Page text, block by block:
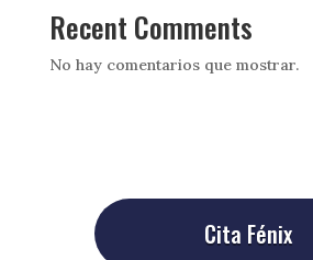
Recent Comments
No hay comentarios que mostrar.
Cita Fénix